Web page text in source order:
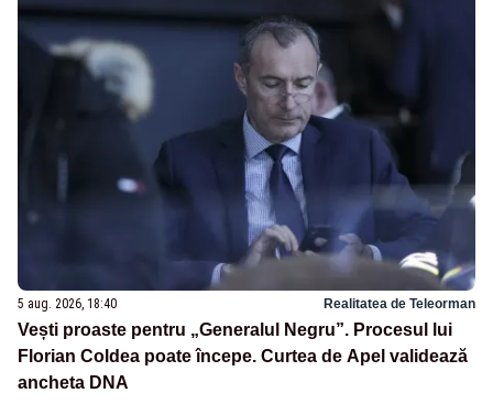
5 aug. 2026, 18:40 Realitatea de Teleorman
Vești proaste pentru „Generalul Negru”. Procesul lui
Florian Coldea poate începe. Curtea de Apel validează
ancheta DNA